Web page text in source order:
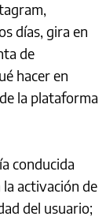
días, gira en
de
hacer en
la plataforma
conducida
activación de
del usuario;